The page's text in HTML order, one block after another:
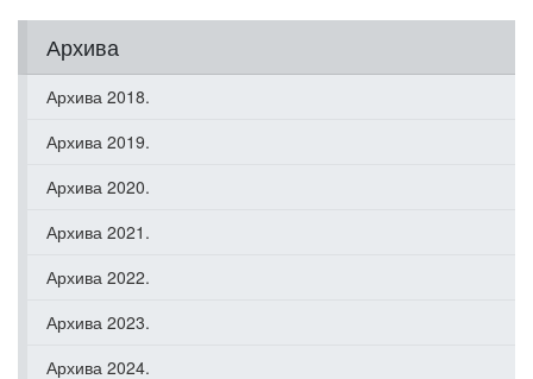
Архива
Архива 2018.
Архива 2019.
Архива 2020.
Архива 2021.
Архива 2022.
Архива 2023.
Архива 2024.